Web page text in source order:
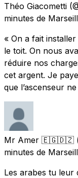
Théo Giacometti
minutes de
« On a fait
le toit. On nous
réduire nos
cet argent. Je
que l’ascenseur
Mr Amer 🇪🇬🇩🇿
minutes de
Les arabes tu leur